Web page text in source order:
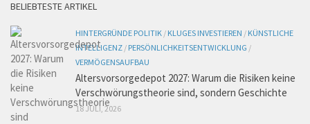
BELIEBTESTE ARTIKEL
HINTERGRÜNDE POLITIK / KLUGES INVESTIEREN / KÜNSTLICHE
INTELLIGENZ / PERSÖNLICHKEITSENTWICKLUNG /
VERMÖGENSAUFBAU
Altersvorsorgedepot 2027: Warum die Risiken keine
Verschwörungstheorie sind, sondern Geschichte
18 JULI, 2026